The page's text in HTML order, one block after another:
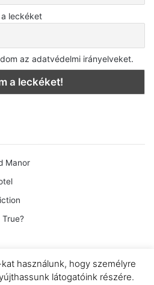
leckéket
az adatvédelmi irányelveket.
Manor
Adatkezelési tájékoztató
használunk, hogy személyre
látogatóink részére.